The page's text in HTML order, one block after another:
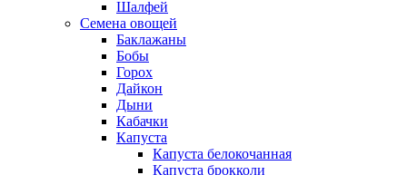
Шалфей
Семена овощей
Баклажаны
Бобы
Горох
Дайкон
Дыни
Кабачки
Капуста
Капуста белокочанная
Капуста брокколи